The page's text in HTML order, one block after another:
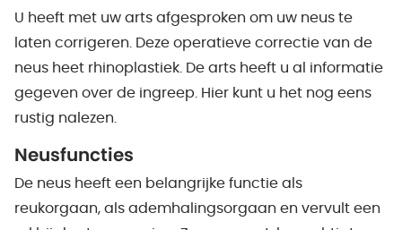
U heeft met uw arts afgesproken om uw neus te
laten corrigeren. Deze operatieve correctie van de
neus heet rhinoplastiek. De arts heeft u al informatie
gegeven over de ingreep. Hier kunt u het nog eens
rustig nalezen.
Neusfuncties
De neus heeft een belangrijke functie als
reukorgaan, als ademhalingsorgaan en vervult een